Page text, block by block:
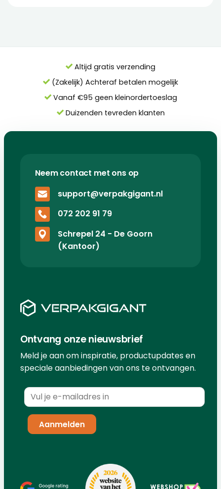
Altijd gratis verzending
(Zakelijk) Achteraf betalen mogelijk
Vanaf €95 geen kleinordertoeslag
Duizenden tevreden klanten
Neem contact met ons op
support@verpakgigant.nl
072 202 91 79
Schrepel 24 - De Goorn
(Kantoor)
Ontvang onze nieuwsbrief
Meld je aan om inspiratie, productupdates en
speciale aanbiedingen van ons te ontvangen.